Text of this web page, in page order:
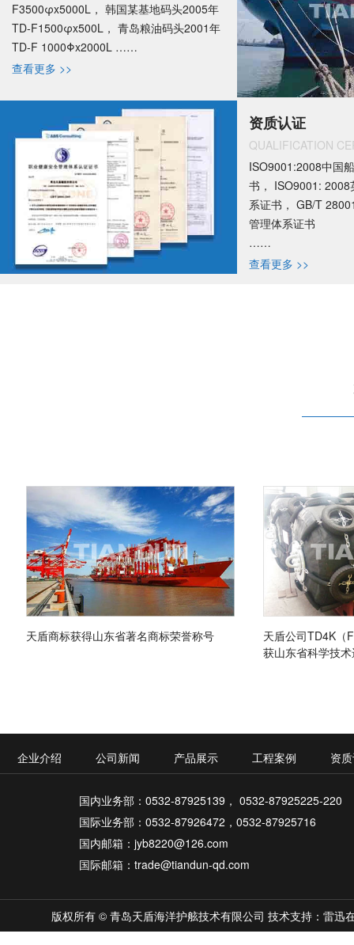
F3500φx5000L， 韩国某基地码头2005年
TD-F1500φx500L， 青岛粮油码头2001年
TD-F 1000Φx2000L ……
查看更多 >>
资质认证
QUALIFICATION
ISO9001:2008中国
书， ISO9001: 2008
系证书， GB/T
管理体系证书
……
查看更多 >>
天盾商标获得山东省著名商标荣誉称号
天盾公司TD4K（
获山东省科学技
企业介绍 公司新闻 产品展示 工程案例 资
国内业务部：0532-87925139， 0532-87925225-220
国际业务部：0532-87926472，0532-87925716
国内邮箱：jyb8220@126.com
国际邮箱：trade@tiandun-qd.com
版权所有 © 青岛天盾海洋护舷技术有限公司 技术支持：雷迅